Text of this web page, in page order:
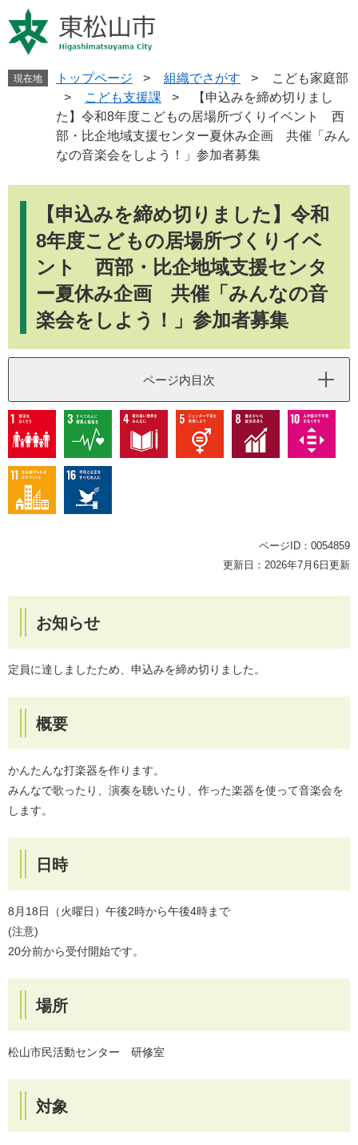
ー
ジ
ニ
ュ
現在地 トップページ > 組織でさがす >
こども家庭部
>
こども支援課 >
【申込みを締め切りまし
た】令和8年度こどもの居場所づくりイベント 西
部・比企地域支援センター夏休み企画 共催「みん
なの音楽会をしよう！」参加者募集
【申込みを締め切りました】令和
8年度こどもの居場所づくりイベ
ント 西部・比企地域支援センタ
ー夏休み企画 共催「みんなの音
楽会をしよう！」参加者募集
ページ内目次
ページID：0054859
更新日：2026年7月6日更新
お知らせ
定員に達しましたため、申込みを締め切りました。
概要
かんたんな打楽器を作ります。
みんなで歌ったり、演奏を聴いたり、作った楽器を使って音楽会を
します。
日時
8月18日（火曜日）午後2時から午後4時まで
(注意)
20分前から受付開始です。
場所
松山市民活動センター 研修室
対象